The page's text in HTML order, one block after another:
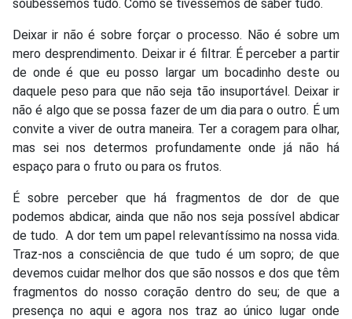
soubéssemos tudo. Como se tivéssemos de saber tudo.
Deixar ir não é sobre forçar o processo. Não é sobre um
mero desprendimento. Deixar ir é filtrar. É perceber a partir
de onde é que eu posso largar um bocadinho deste ou
daquele peso para que não seja tão insuportável. Deixar ir
não é algo que se possa fazer de um dia para o outro. É um
convite a viver de outra maneira. Ter a coragem para olhar,
mas sei nos determos profundamente onde já não há
espaço para o fruto ou para os frutos.
É sobre perceber que há fragmentos de dor de que
podemos abdicar, ainda que não nos seja possível abdicar
de tudo. A dor tem um papel relevantíssimo na nossa vida.
Traz-nos a consciência de que tudo é um sopro; de que
devemos cuidar melhor dos que são nossos e dos que têm
fragmentos do nosso coração dentro do seu; de que a
presença no aqui e agora nos traz ao único lugar onde